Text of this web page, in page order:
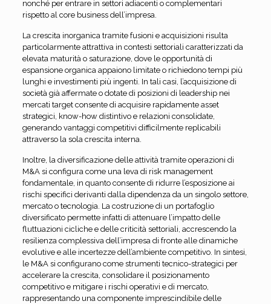
nonché per entrare in settori adiacenti o complementari
rispetto al core business dell’impresa.
La crescita inorganica tramite fusioni e acquisizioni risulta
particolarmente attrattiva in contesti settoriali caratterizzati da
elevata maturità o saturazione, dove le opportunità di
espansione organica appaiono limitate o richiedono tempi più
lunghi e investimenti più ingenti. In tali casi, l’acquisizione di
società già affermate o dotate di posizioni di leadership nei
mercati target consente di acquisire rapidamente asset
strategici, know-how distintivo e relazioni consolidate,
generando vantaggi competitivi difficilmente replicabili
attraverso la sola crescita interna.
Inoltre, la diversificazione delle attività tramite operazioni di
M&A si configura come una leva di risk management
fondamentale, in quanto consente di ridurre l’esposizione ai
rischi specifici derivanti dalla dipendenza da un singolo settore,
mercato o tecnologia. La costruzione di un portafoglio
diversificato permette infatti di attenuare l’impatto delle
fluttuazioni cicliche e delle criticità settoriali, accrescendo la
resilienza complessiva dell’impresa di fronte alle dinamiche
evolutive e alle incertezze dell’ambiente competitivo. In sintesi,
le M&A si configurano come strumenti tecnico-strategici per
accelerare la crescita, consolidare il posizionamento
competitivo e mitigare i rischi operativi e di mercato,
rappresentando una componente imprescindibile delle